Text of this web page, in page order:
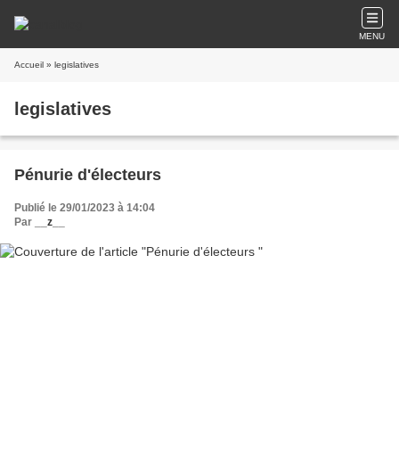
MENU
Accueil » legislatives
legislatives
Pénurie d'électeurs
Publié le 29/01/2023 à 14:04
Par
__z__